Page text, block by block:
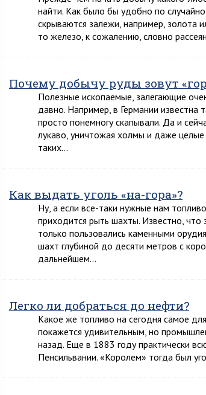
найти. Как было бы удобно по
скрываются залежи, например, золота
то железо, к сожалению, словно
Почему добычу руды зовут
Полезные ископаемые, залегающие
давно. Например, в Германии известна
просто понемногу скапывали. Да и
лукаво, уничтожая холмы и даже
таких…
Как выдать уголь «на-гора»?
Ну, а если все-таки нужные нам
приходится рыть шахты. Известно,
только пользовались каменными
шахт глубиной до десяти метров с
дальнейшем…
Легко ли добраться до нефти?
Какое же топливо на сегодня самое
покажется удивительным, но
назад. Еще в 1883 году практически
Пенсильвании. «Королем» тогда был